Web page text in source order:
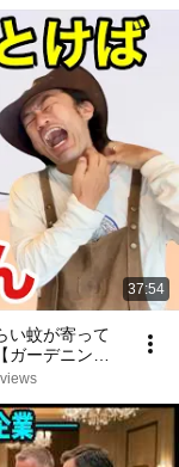
37:54
い蚊が寄って